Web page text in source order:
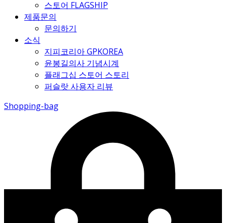
스토어 FLAGSHIP
제품문의
문의하기
소식
지피코리아 GPKOREA
윤봉길의사 기념시계
플래그십 스토어 스토리
퍼슬랏 사용자 리뷰
Shopping-bag